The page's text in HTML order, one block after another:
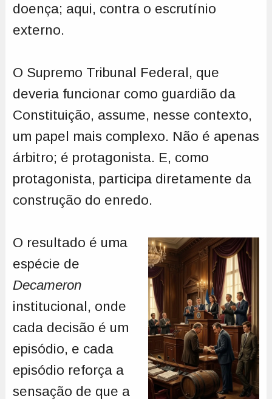
doença; aqui, contra o escrutínio
externo.
O Supremo Tribunal Federal, que
deveria funcionar como guardião da
Constituição, assume, nesse contexto,
um papel mais complexo. Não é apenas
árbitro; é protagonista. E, como
protagonista, participa diretamente da
construção do enredo.
O resultado é uma
espécie de
Decameron
institucional, onde
cada decisão é um
episódio, e cada
episódio reforça a
sensação de que a